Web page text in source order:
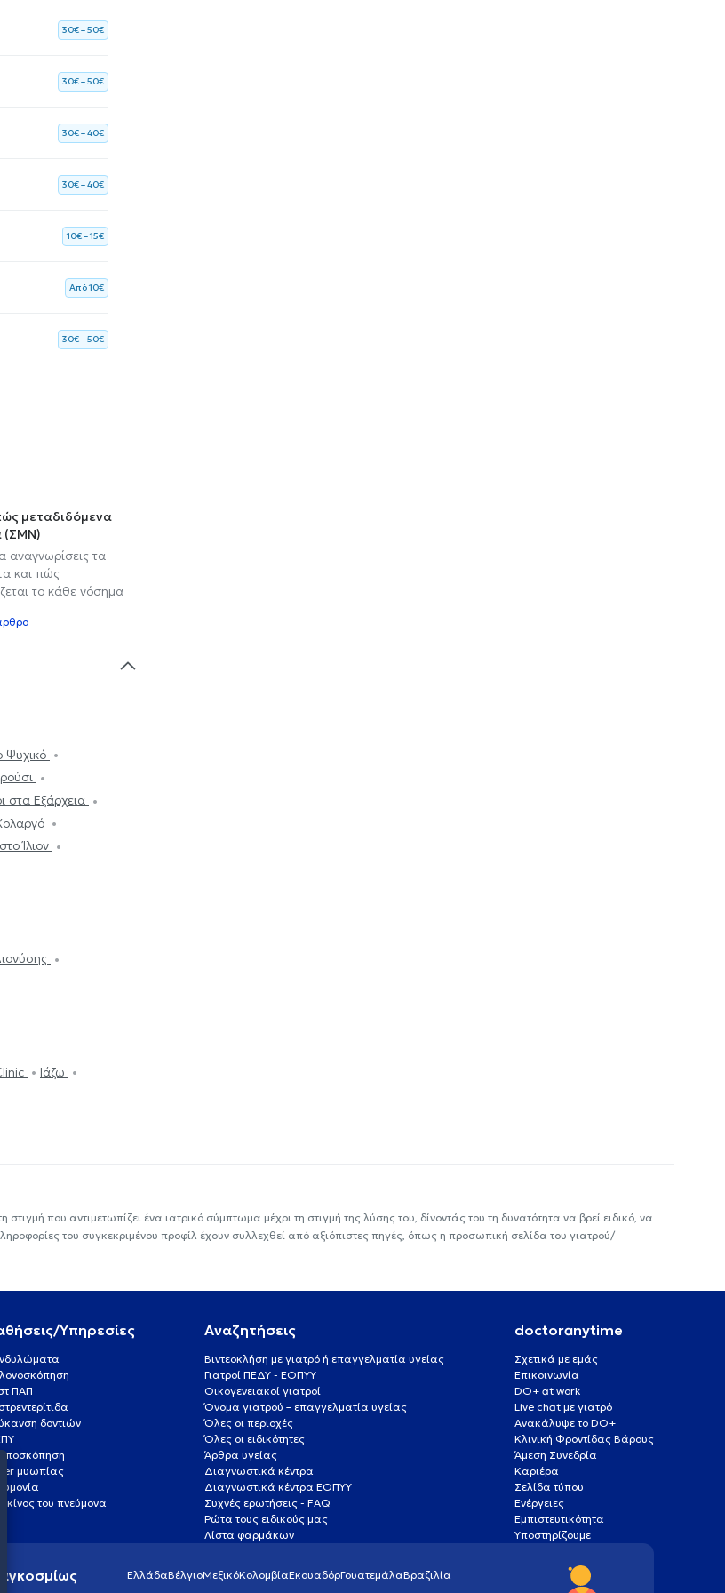
30€ – 50€
30€ – 50€
30€ – 40€
30€ – 40€
10€ – 15€
Aπό 10€
30€ – 50€
μεταδιδόμενα
(ΣΜΝ)
αναγνωρίσεις τα
και πώς
το κάθε νόσημα
Ψυχικό
στα Εξάρχεια
Ίλιον
Ιάζω
που αντιμετωπίζει ένα ιατρικό σύμπτωμα μέχρι τη στιγμή της λύσης του, δίνοντάς του τη δυνατότητα να βρεί ειδικό, να
του συγκεκριμένου προφίλ έχουν συλλεχθεί από αξιόπιστες πηγές, όπως η προσωπική σελίδα του γιατρού/
Υπηρεσίες
ΠΑΠ
δοντιών
μυωπίας
του πνεύμονα
Αναζητήσεις
Βιντεοκλήση με γιατρό ή επαγγελματία υγείας
Γιατροί ΠΕΔΥ - ΕΟΠΥΥ
Οικογενειακοί γιατροί
Όνομα γιατρού – επαγγελματία υγείας
Όλες οι περιοχές
Όλες οι ειδικότητες
Άρθρα υγείας
Διαγνωστικά κέντρα
Διαγνωστικά κέντρα ΕΟΠΥΥ
Συχνές ερωτήσεις - FAQ
Ρώτα τους ειδικούς μας
Λίστα φαρμάκων
doctoranytime
Σχετικά με εμάς
Επικοινωνία
DO+ at work
Live chat με γιατρό
Ανακάλυψε το DO+
Κλινική Φροντίδας Βάρους
Άμεση Συνεδρία
Καριέρα
Σελίδα τύπου
Ενέργειες
Εμπιστευτικότητα
Υποστηρίζουμε
ΕλλάδαΒέλγιοΜεξικόΚολομβίαΕκουαδόρΓουατεμάλαΒραζιλία